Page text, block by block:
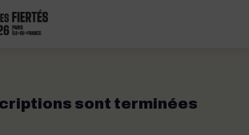
sont terminées